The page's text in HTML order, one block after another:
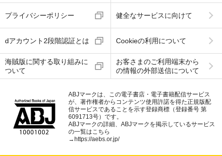
プライバシーポリシー 健全なサービスに向けて
dアカウント2段階認証とは Cookieの利用について
海賊版に関する取り組みに
ついて
お客さまのご利用端末から
の情報の外部送信について
ABJマークは、この電子書店・電子書籍配信サービス
が、著作権者からコンテンツ使用許諾を得た正規版配
信サービスであることを示す登録商標（登録番号 第
6091713号）です。
ABJマークの詳細、ABJマークを掲示しているサービス
の一覧はこちら
→ https://aebs.or.jp/